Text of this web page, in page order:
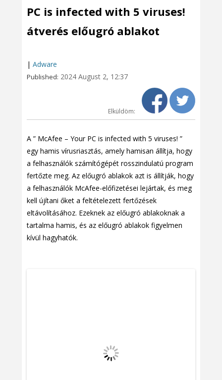
PC is infected with 5 viruses!
átverés előugró ablakot
| Adware
Published: 2024 August 2, 12:37
Elküldöm:
A ” McAfee – Your PC is infected with 5 viruses! ”
egy hamis vírusriasztás, amely hamisan állítja, hogy
a felhasználók számítógépét rosszindulatú program
fertőzte meg. Az előugró ablakok azt is állítják, hogy
a felhasználók McAfee-előfizetései lejártak, és meg
kell újítani őket a feltételezett fertőzések
eltávolításához. Ezeknek az előugró ablakoknak a
tartalma hamis, és az előugró ablakok figyelmen
kívül hagyhatók.